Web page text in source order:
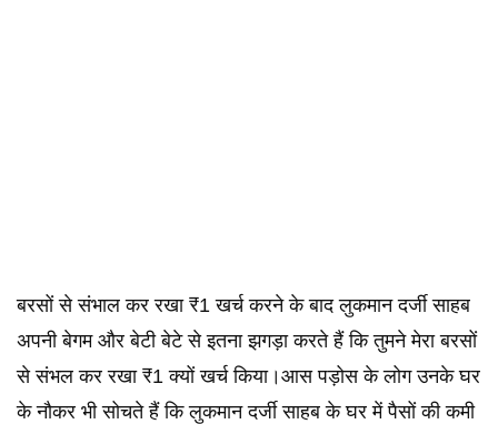
बरसों से संभाल कर रखा ₹1 खर्च करने के बाद लुकमान दर्जी साहब
अपनी बेगम और बेटी बेटे से इतना झगड़ा करते हैं कि तुमने मेरा बरसों
से संभल कर रखा ₹1 क्यों खर्च किया।आस पड़ोस के लोग उनके घर
के नौकर भी सोचते हैं कि लुकमान दर्जी साहब के घर में पैसों की कमी